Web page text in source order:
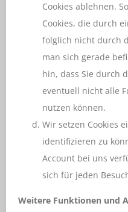
Cookies ablehnen.
Cookies, die durch
folglich nicht durch
man sich gerade
hin, dass Sie durch
eventuell nicht alle
nutzen können.
Wir setzen Cookies
identifizieren zu
Account bei uns
sich für jeden
Weitere Funktionen und